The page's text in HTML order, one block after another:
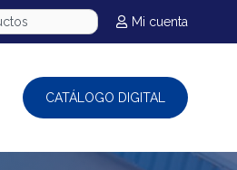
Mi cuenta
CATÁLOGO DIGITAL